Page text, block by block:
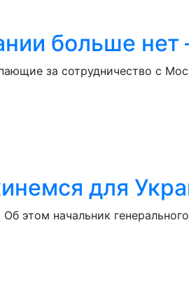
больше
за сотрудничество с
для
этом начальник